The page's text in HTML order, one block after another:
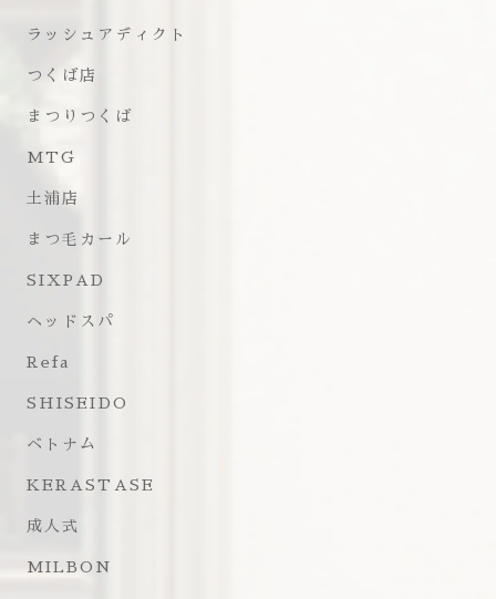
ラッシュアディクト
つくば店
まつりつくば
MTG
土浦店
まつ毛カール
SIXPAD
ヘッドスパ
Refa
SHISEIDO
ベトナム
KERASTASE
成人式
MILBON